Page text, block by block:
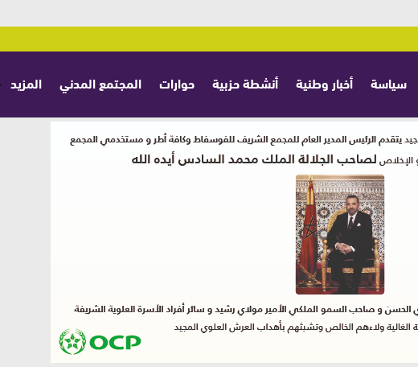
سياسة أخبار وطنية أنشطة حزبية حوارات المجتمع المدني المزيد